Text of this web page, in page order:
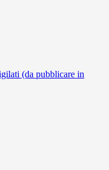
(da pubblicare in